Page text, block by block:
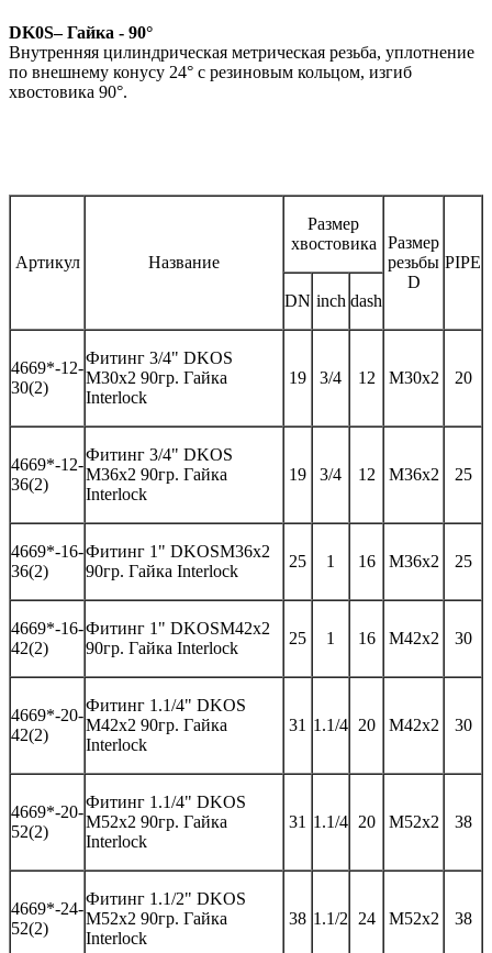
DK0S– Гайка - 90°
Внутренняя цилиндрическая метрическая резьба, уплотнение
по внешнему конусу 24° с резиновым кольцом, изгиб
хвостовика 90°.
Артикул Название
Размер
хвостовика
Размер
резьбы
D
PIPE
DN inch dash
4669*-12-
30(2)
Фитинг 3/4" DKOS
M30x2 90гр. Гайка
Interlock
19 3/4 12 M30x2 20
4669*-12-
36(2)
Фитинг 3/4" DKOS
M36x2 90гр. Гайка
Interlock
19 3/4 12 M36x2 25
4669*-16-
36(2)
Фитинг 1" DKOSM36x2
90гр. Гайка Interlock
25 1 16 M36x2 25
4669*-16-
42(2)
Фитинг 1" DKOSM42x2
90гр. Гайка Interlock
25 1 16 M42x2 30
4669*-20-
42(2)
Фитинг 1.1/4" DKOS
M42x2 90гр. Гайка
Interlock
31 1.1/4 20 M42x2 30
4669*-20-
52(2)
Фитинг 1.1/4" DKOS
M52x2 90гр. Гайка
Interlock
31 1.1/4 20 M52x2 38
4669*-24-
52(2)
Фитинг 1.1/2" DKOS
M52x2 90гр. Гайка
Interlock
38 1.1/2 24 M52x2 38